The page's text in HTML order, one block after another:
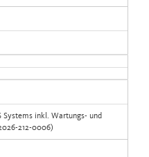
Systems inkl. Wartungs- und
212-0006)